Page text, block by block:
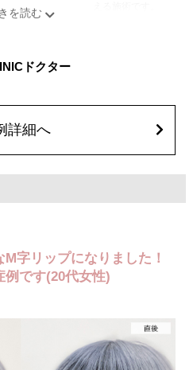
ームやバランスを整える施術です。
血、痛み、突っ張り感などが生じるこ
入後は男性は3か月、女性は2か月避妊
ドクター
詳細へ
字リップになりました！
例です(20代女性)